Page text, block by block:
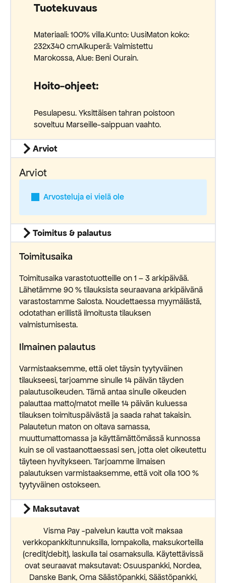
Tuotekuvaus
Materiaali: 100% villa.Kunto: UusiMaton koko:
232x340 cmAlkuperä: Valmistettu
Marokossa, Alue: Beni Ourain.
Hoito-ohjeet:
Pesulapesu. Yksittäisen tahran poistoon
soveltuu Marseille-saippuan vaahto.
Arviot
Arviot
Arvosteluja ei vielä ole
Toimitus & palautus
Toimitusaika
Toimitusaika varastotuotteille on 1 – 3 arkipäivää.
Lähetämme 90 % tilauksista seuraavana arkipäivänä
varastostamme Salosta. Noudettaessa myymälästä,
odotathan erillistä ilmoitusta tilauksen
valmistumisesta.
Ilmainen palautus
Varmistaaksemme, että olet täysin tyytyväinen
tilaukseesi, tarjoamme sinulle 14 päivän täyden
palautusoikeuden. Tämä antaa sinulle oikeuden
palauttaa matto/matot meille 14 päivän kuluessa
tilauksen toimituspäivästä ja saada rahat takaisin.
Palautetun maton on oltava samassa,
muuttumattomassa ja käyttämättömässä kunnossa
kuin se oli vastaanottaessasi sen, jotta olet oikeutettu
täyteen hyvitykseen. Tarjoamme ilmaisen
palautuksen varmistaaksemme, että voit olla 100 %
tyytyväinen ostokseen.
Maksutavat
Visma Pay -palvelun kautta voit maksaa
verkkopankkitunnuksilla, lompakolla, maksukorteilla
(credit/debit), laskulla tai osamaksulla. Käytettävissä
ovat seuraavat maksutavat: Osuuspankki, Nordea,
Danske Bank, Oma Säästöpankki, Säästöpankki,